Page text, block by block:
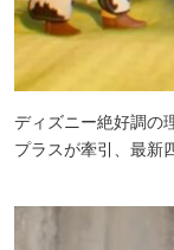
ディズニー絶好調の
プラスが牽引、最新